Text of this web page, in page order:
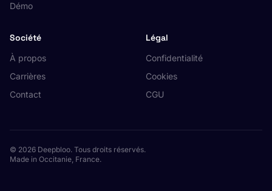
Démo
Société
À propos
Carrières
Contact
Légal
Confidentialité
Cookies
CGU
© 2026 Deepbloo. Tous droits réservés.
Made in Occitanie, France.